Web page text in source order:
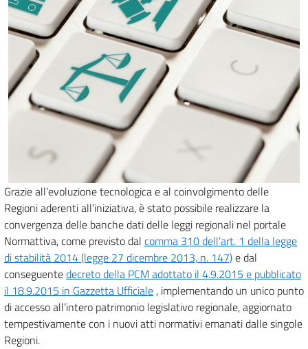
Grazie all’evoluzione tecnologica e al coinvolgimento delle
Regioni aderenti all’iniziativa, è stato possibile realizzare la
convergenza delle banche dati delle leggi regionali nel portale
Normattiva, come previsto dal comma 310 dell’art. 1 della legge
di stabilità 2014 (legge 27 dicembre 2013, n. 147)e dal
conseguentedecreto della PCM adottato il 4.9.2015 e pubblicato
il 18.9.2015 in Gazzetta Ufficiale , implementando un unico punto
di accesso all’intero patrimonio legislativo regionale, aggiornato
tempestivamente con i nuovi atti normativi emanati dalle singole
Regioni.